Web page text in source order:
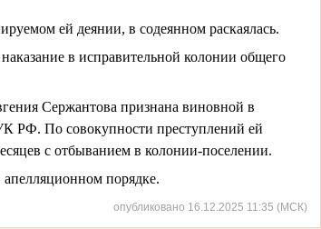
ей деянии, в содеянном раскаялась.
в исправительной колонии общего
Сержантова признана виновной в
РФ. По совокупности преступлений ей
с отбыванием в колонии-поселении.
порядке.
опубликовано 16.12.2025 11:35 (МСК)